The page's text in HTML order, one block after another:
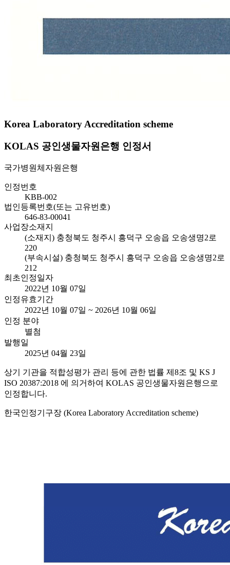
Korea Laboratory Accreditation scheme
KOLAS 공인생물자원은행 인정서
국가병원체자원은행
인정번호
KBB-002
법인등록번호(또는 고유번호)
646-83-00041
사업장소재지
(소재지) 충청북도 청주시 흥덕구 오송읍 오송생명2로
220
(부속시설) 충청북도 청주시 흥덕구 오송읍 오송생명2로
212
최초인정일자
2022년 10월 07일
인정유효기간
2022년 10월 07일 ~ 2026년 10월 06일
인정 분야
별첨
발행일
2025년 04월 23일
상기 기관을 적합성평가 관리 등에 관한 법률 제8조 및 KS J
ISO 20387:2018 에 의거하여 KOLAS 공인생물자원은행으로
인정합니다.
한국인정기구장 (Korea Laboratory Accreditation scheme)